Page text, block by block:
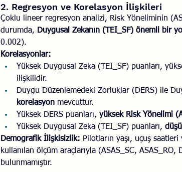
2. Regresyon ve Korelasyon İlişkileri
Çoklu lineer regresyon analizi, Risk Yöneliminin
durumda, Duygusal Zekanın (TEI_SF) önemli bir
0.002).
Korelasyonlar:
Yüksek Duygusal Zeka (TEI_SF) puanları,
ilişkilidir.
Duygu Düzenlemedeki Zorluklar (DERS) ile
korelasyon mevcuttur.
Yüksek DERS puanları, yüksek Risk Yönelimi
Yüksek Duygusal Zeka (TEI_SF) puanları,
Demografik İlişkisizlik: Pilotların yaşı, uçuş
kullanılan ölçüm araçlarıyla (ASAS_SC,
bulunmamıştır.